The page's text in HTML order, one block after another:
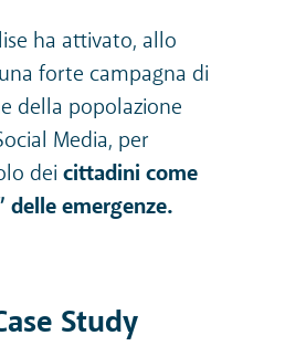
ha attivato, allo
forte campagna di
della popolazione
Media, per
dei cittadini come
delle emergenze.
Study